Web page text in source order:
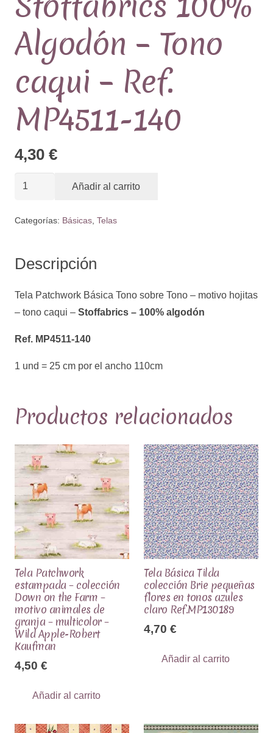
Algodón – Tono
caqui – Ref.
MP4511-140
4,30 €
Tela
Tono
motivo
hojitas
-
100%
Tono
Ref.
MP4511-
140
cantidad
Añadir al carrito
Categorías: Básicas Telas
Descripción
Tela Patchwork Básica Tono sobre Tono – motivo hojitas
– tono caqui – Stoffabrics – 100% algodón
Ref. MP4511-140
1 und = 25 cm por el ancho 110cm
Productos relacionados
Tela Patchwork
estampada – colección
Down on the Farm –
motivo animales de
granja – multicolor –
Wild Apple-Robert
Kaufman
4,50 €
Añadir al carrito
Tela Básica Tilda
colección Brie pequeñas
flores en tonos azules
claro Ref.MP130189
4,70 €
Añadir al carrito